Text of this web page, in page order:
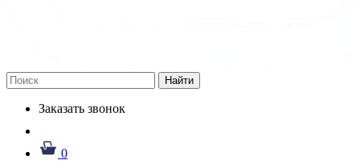
Найти
Заказать звонок
0